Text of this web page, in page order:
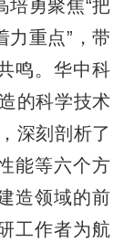
培勇聚焦“把
力重点”，带
鸣。华中科
的科学技术
深刻剖析了
能等六个方
造领域的前
工作者为航